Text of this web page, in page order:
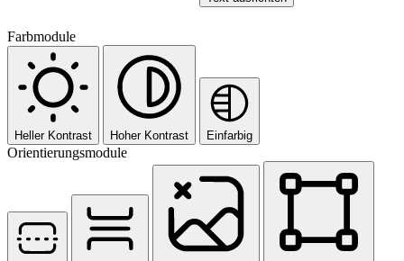
Farbmodule
Heller Kontrast Hoher Kontrast Einfarbig
Orientierungsmodule